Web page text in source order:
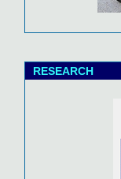
RESEARCH